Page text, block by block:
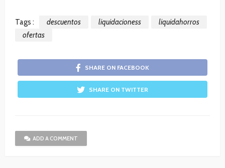
Tags : descuentos liquidacioness
liquidahorros
ofertas
SHARE ON FACEBOOK
SHARE ON TWITTER
ADD A COMMENT